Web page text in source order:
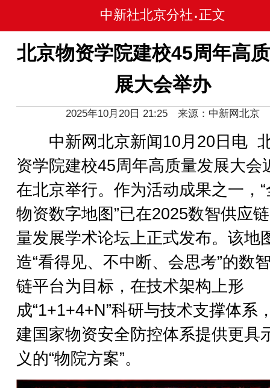
中新社北京分社 • 正文
北京物资学院建校45周年高
展大会举办
2025年10月20日 21:25 来源：中新网北京
中新网北京新闻10月20日电
资学院建校45周年高质量发展大会
在北京举行。作为活动成果之一，
物资数字地图”已在2025数智供应
量发展学术论坛上正式发布。该地
造“看得见、不中断、会思考”的数
链平台为目标，在技术架构上形
成“1+1+4+N”科研与技术支撑体系
建国家物资安全防控体系提供更具
义的“物院方案”。